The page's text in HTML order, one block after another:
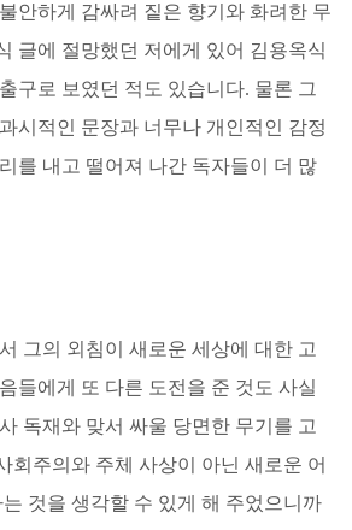
안하게 감싸려 짙은 향기와 화려한 무
글에 절망했던 저에게 있어 김용옥식
구로 보였던 적도 있습니다. 물론 그
시적인 문장과 너무나 개인적인 감정
를 내고 떨어져 나간 독자들이 더 많
그의 외침이 새로운 세상에 대한 고
들에게 또 다른 도전을 준 것도 사실
독재와 맞서 싸울 당면한 무기를 고
회주의와 주체 사상이 아닌 새로운 어
것을 생각할 수 있게 해 주었으니까